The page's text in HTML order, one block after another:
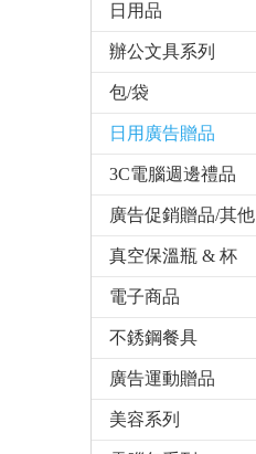
日用品
辦公文具系列
包/袋
日用廣告贈品
3C電腦週邊禮品
廣告促銷贈品/其他
真空保溫瓶 & 杯
電子商品
不銹鋼餐具
廣告運動贈品
美容系列